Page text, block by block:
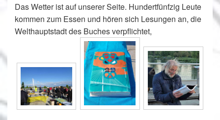
Das Wetter ist auf unserer Seite. Hundertfünfzig Leute
kommen zum Essen und hören sich Lesungen an, die
Welthauptstadt des Buches verpflichtet,